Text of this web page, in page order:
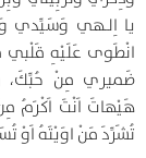
يا اِلـهي وَسَيِّدي
انْطَوى عَلَيْهِ قَلْبي
ضَميري مِنْ حُبِّكَ،
هَيْهاتَ اَنْتَ اَكْرَمُ
تُشَرِّدَ مَنْ اوَيْتَهُ اَوْ